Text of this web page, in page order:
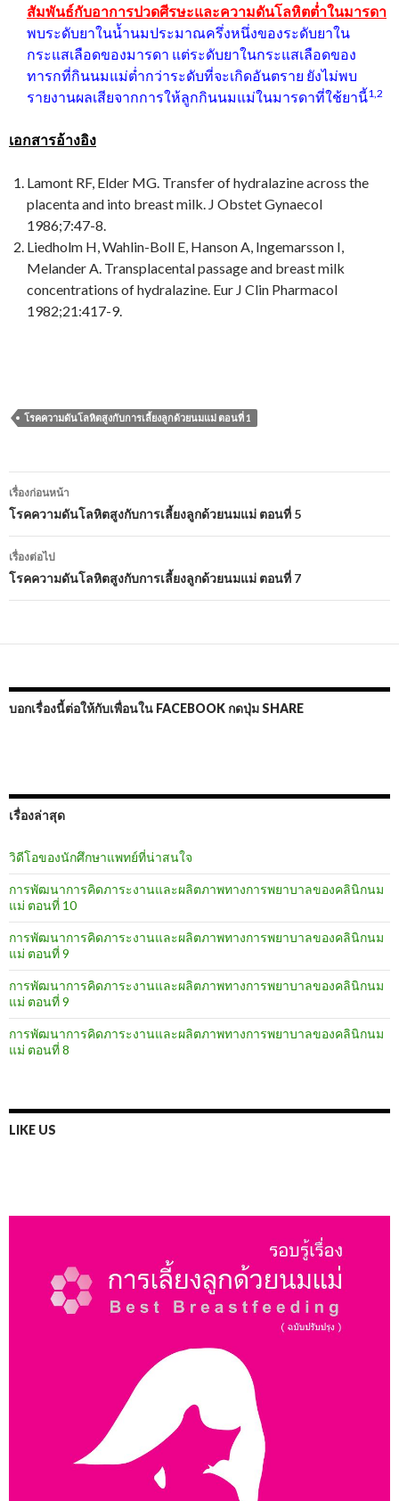
สัมพันธ์กับอาการปวดศีรษะและความดันโลหิตต่ำในมารดา
พบระดับยาในน้ำนมประมาณครึ่งหนึ่งของระดับยาใน
กระแสเลือดของมารดา แต่ระดับยาในกระแสเลือดของ
ทารกที่กินนมแม่ต่ำกว่าระดับที่จะเกิดอันตราย ยังไม่พบ
รายงานผลเสียจากการให้ลูกกินนมแม่ในมารดาที่ใช้ยานี้1,2
เอกสารอ้างอิง
Lamont RF, Elder MG. Transfer of hydralazine across the
placenta and into breast milk. J Obstet Gynaecol
1986;7:47-8.
Liedholm H, Wahlin-Boll E, Hanson A, Ingemarsson I,
Melander A. Transplacental passage and breast milk
concentrations of hydralazine. Eur J Clin Pharmacol
1982;21:417-9.
โรคความดันโลหิตสูงกับการเลี้ยงลูกด้วยนมแม่ ตอนที่ 1
เมนู
นำทาง
เรื่อง
เรื่องก่อนหน้า
โรคความดันโลหิตสูงกับการเลี้ยงลูกด้วยนมแม่ ตอนที่ 5
เรื่องต่อไป
โรคความดันโลหิตสูงกับการเลี้ยงลูกด้วยนมแม่ ตอนที่ 7
บอกเรื่องนี้ต่อให้กับเพื่อนใน FACEBOOK กดปุ่ม SHARE
เรื่องล่าสุด
วิดีโอของนักศึกษาแพทย์ที่น่าสนใจ
การพัฒนาการคิดภาระงานและผลิตภาพทางการพยาบาลของคลินิกนม
แม่ ตอนที่ 10
การพัฒนาการคิดภาระงานและผลิตภาพทางการพยาบาลของคลินิกนม
แม่ ตอนที่ 9
การพัฒนาการคิดภาระงานและผลิตภาพทางการพยาบาลของคลินิกนม
แม่ ตอนที่ 9
การพัฒนาการคิดภาระงานและผลิตภาพทางการพยาบาลของคลินิกนม
แม่ ตอนที่ 8
LIKE US